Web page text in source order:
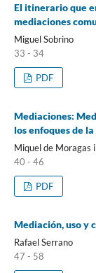
El itinerario que
mediaciones
Miguel Sobrino
33 - 34
PDF
Mediaciones:
los enfoques de
Miquel de Moragas i
40 - 46
PDF
Mediación, uso y
Rafael Serrano
47 - 58